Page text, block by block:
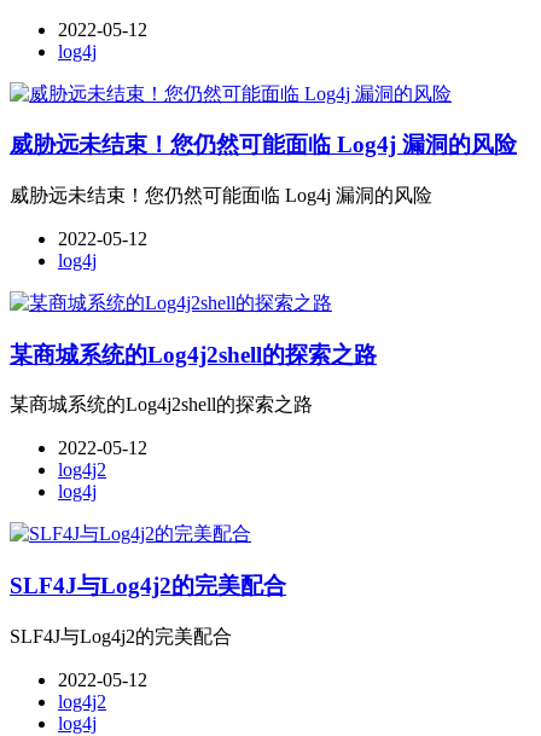
2022-05-12
log4j
威胁远未结束！您仍然可能面临 Log4j 漏洞的风险
威胁远未结束！您仍然可能面临 Log4j 漏洞的风险
2022-05-12
log4j
某商城系统的Log4j2shell的探索之路
某商城系统的Log4j2shell的探索之路
2022-05-12
log4j2
log4j
SLF4J与Log4j2的完美配合
SLF4J与Log4j2的完美配合
2022-05-12
log4j2
log4j